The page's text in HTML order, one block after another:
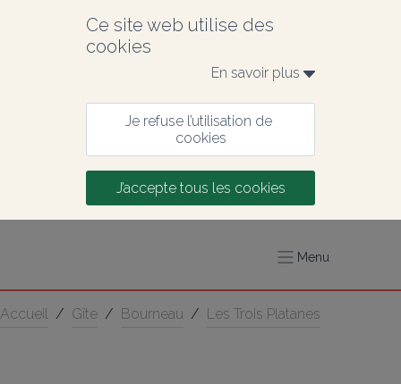
Ce site web utilise des
cookies
En savoir plus
Je refuse l’utilisation de
cookies
J’accepte tous les cookies
Menu
Accueil / Gîte / Bourneau / Les Trois Platanes